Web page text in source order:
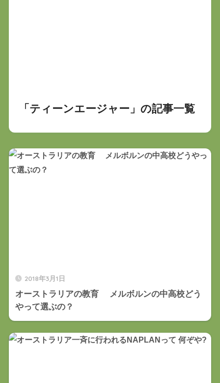
「ティーンエージャー」の記事一覧
2018年3月1日
オーストラリアの教育 メルボルンの中高校どう
やって選ぶの？